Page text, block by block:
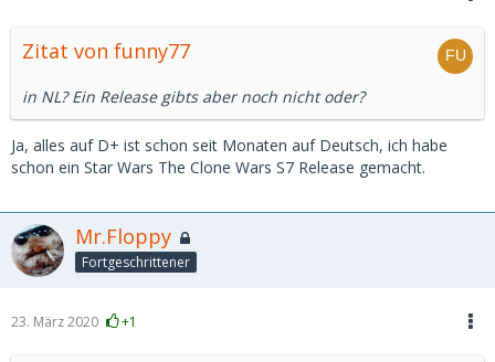
Zitat von funny77
in NL? Ein Release gibts aber noch nicht oder?
Ja, alles auf D+ ist schon seit Monaten auf Deutsch, ich habe
schon ein Star Wars The Clone Wars S7 Release gemacht.
Mr.Floppy
Fortgeschrittener
23. März 2020 +1